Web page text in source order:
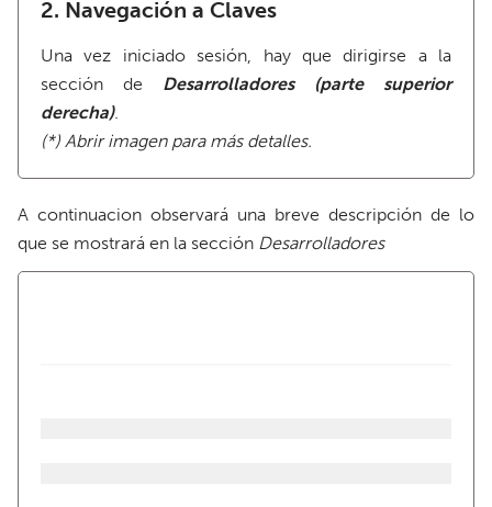
2. Navegación a Claves
Una vez iniciado sesión, hay que dirigirse a la
sección de
Desarrolladores (parte superior
derecha).
(*) Abrir imagen para más detalles.
A continuacion observará una breve descripción de lo
que se mostrará en la sección Desarrolladores